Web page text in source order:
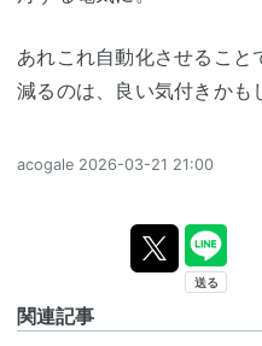
あれこれ自動化させるこ
減るのは、良い気付きかも
acogale 2026-03-21 21:00
関連記事